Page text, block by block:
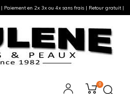
0
Paiement en 2x 3x ou 4x sans frais | Retour gratuit |